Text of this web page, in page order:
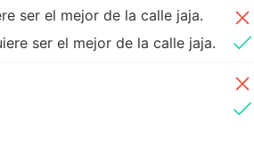
ser el mejor de la calle jaja.
ser el mejor de la calle jaja.